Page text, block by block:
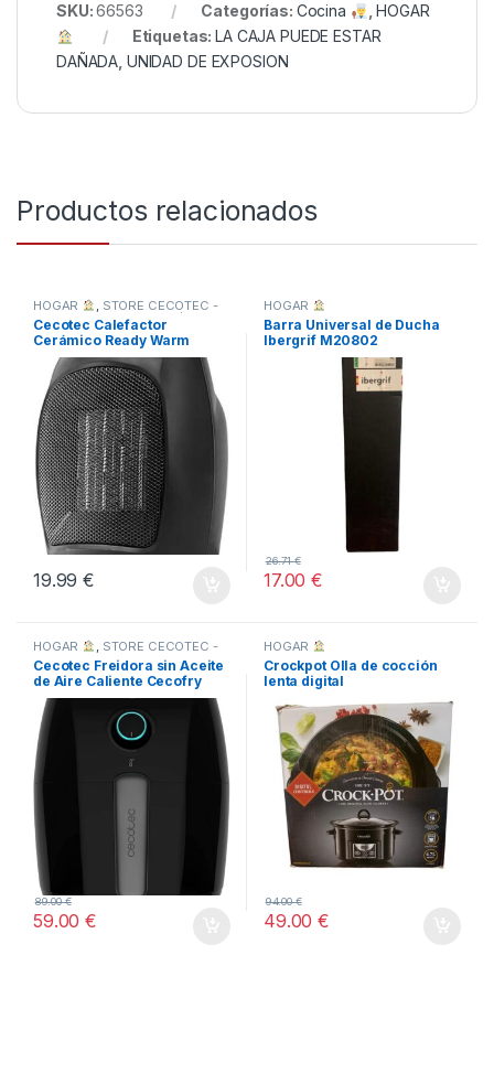
SKU:66563 Categorías: Cocina ,HOGAR
Etiquetas:LA CAJA PUEDE ESTAR
DAÑADA UNIDAD DE EXPOSION
Productos relacionados
HOGAR , STORE CECOTEC -
DISTRIBUIDOR OFICIAL
TODOS
Cecotec Calefactor
Cerámico Ready Warm
6000
19.99€
HOGAR
Barra Universal de Ducha
Ibergrif M20802
17.00€
26.71€
HOGAR , STORE CECOTEC -
DISTRIBUIDOR OFICIAL
,
TODOS
Cecotec Freidora sin Aceite
de Aire Caliente Cecofry
Compact Rapid
59.00€
89.00€
HOGAR
Crockpot Olla de cocción
lenta digital
49.00€
94.00€